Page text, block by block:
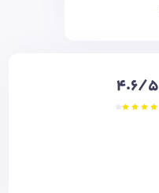
4.6/5